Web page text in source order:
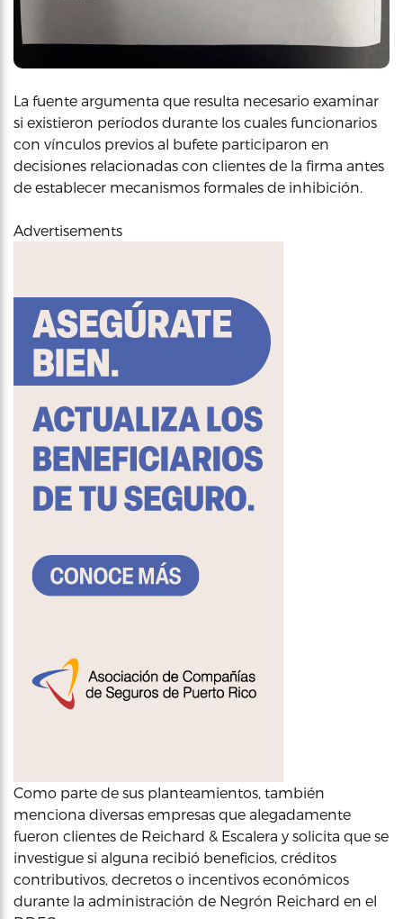
La fuente argumenta que resulta necesario examinar
si existieron períodos durante los cuales funcionarios
con vínculos previos al bufete participaron en
decisiones relacionadas con clientes de la firma antes
de establecer mecanismos formales de inhibición.
Advertisements
Como parte de sus planteamientos, también
menciona diversas empresas que alegadamente
fueron clientes de Reichard & Escalera y solicita que se
investigue si alguna recibió beneficios, créditos
contributivos, decretos o incentivos económicos
durante la administración de Negrón Reichard en el